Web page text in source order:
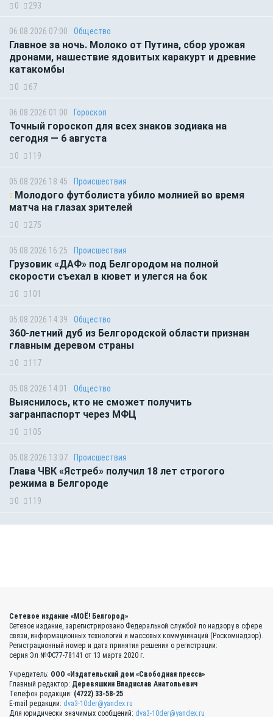
0 293
06.08.2026 07:00 Общество
Главное за ночь. Молоко от Путина, сбор урожая
дронами, нашествие ядовитых каракурт и древние
катакомбы
0 67
06.08.2026 01:00 Гороскоп
Точный гороскоп для всех знаков зодиака на
сегодня — 6 августа
0 119
05.08.2026 18:45 Происшествия
Молодого футболиста убило молнией во время
матча на глазах зрителей
0 275
05.08.2026 16:25 Происшествия
Грузовик «ДАФ» под Белгородом на полной
скорости съехал в кювет и улегся на бок
0 101
05.08.2026 14:39 Общество
360-летний дуб из Белгородской области признан
главным деревом страны
0 117
05.08.2026 14:01 Общество
Выяснилось, кто не сможет получить
загранпаспорт через МФЦ
0 105
05.08.2026 13:07 Происшествия
Глава ЧВК «Ястреб» получил 18 лет строгого
режима в Белгороде
0 119
Сетевое издание «МОЁ! Белгород»
Сетевое издание, зарегистрировано Федеральной службой по надзору в сфере
связи, информационных технологий и массовых коммуникаций (Роскомнадзор).
Регистрационный номер и дата принятия решения о регистрации:
серия Эл №ФС77-78141 от 13 марта 2020 г.
Учредитель: ООО «Издательский дом «Свободная пресса»
Главный редактор: Деревяшкин Владислав Анатольевич
Телефон редакции: (4722) 33-58-25
E-mail редакции: dva3-10der@yandex.ru
Для юридически значимых сообщений: dva3-10der@yandex.ru